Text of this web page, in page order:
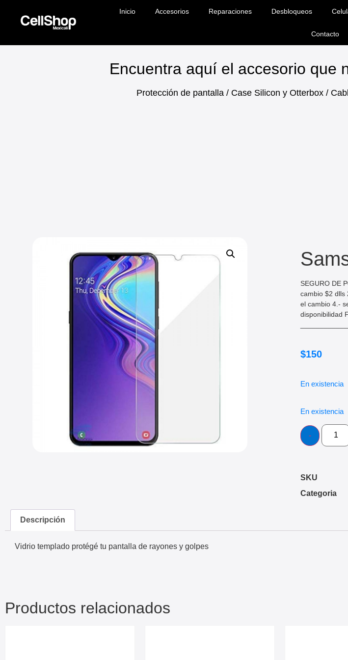
Inicio Accesorios Reparaciones Desbloqueos
Contacto
Encuentra aquí el accesorio que
Protección de pantalla / Case Silicon y Otterbox /
SEGURO DE
cambio $2 dlls
el cambio 4.-
disponibilidad
$150
En existencia
En existencia
SKU
Categoria
Descripción
Vidrio templado protégé tu pantalla de rayones y golpes
Productos relacionados